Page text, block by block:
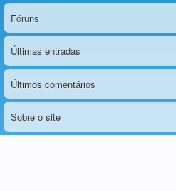
Fóruns
Últimas entradas
Últimos comentários
Sobre o site